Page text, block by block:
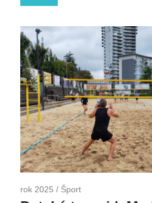
rok 2025 / Šport